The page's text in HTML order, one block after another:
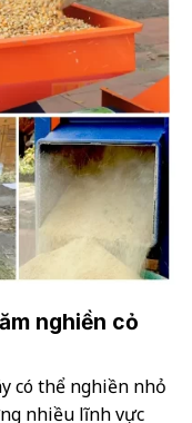
nghiền cỏ
có thể nghiền nhỏ
nhiều lĩnh vực